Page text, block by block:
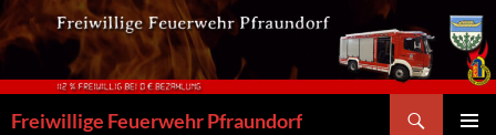
Zum
Inhalt
springen
Freiwillige Feuerwehr Pfraundorf